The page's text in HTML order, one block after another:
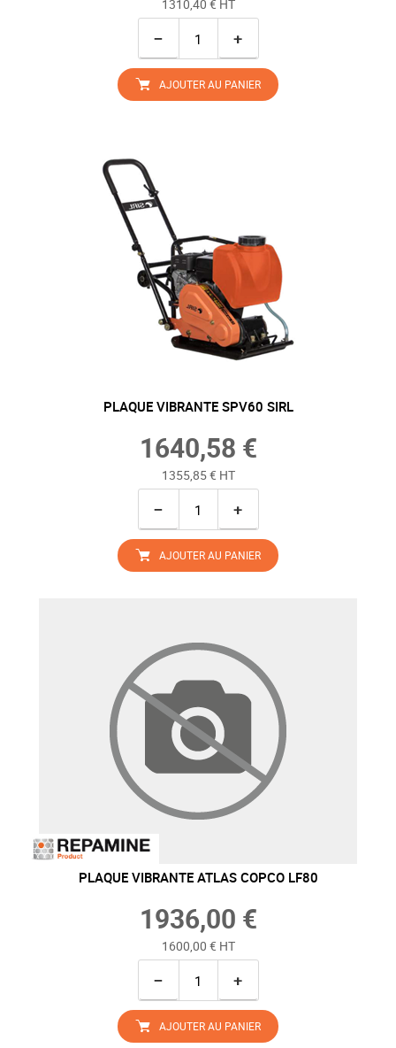
1310,40 € HT
− +
AJOUTER AU PANIER
PLAQUE VIBRANTE SPV60 SIRL
1640,58 €
1355,85 € HT
− +
AJOUTER AU PANIER
PLAQUE VIBRANTE ATLAS COPCO LF80
1936,00 €
1600,00 € HT
− +
AJOUTER AU PANIER